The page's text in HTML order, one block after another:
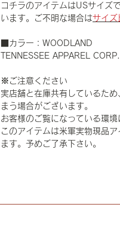
コチラのアイテムはUSサイズ
います。ご不明な場合はサイズ
■カラー：WOODLAND
TENNESSEE APPAREL CORP.
※ご注意ください
実店舗と在庫共有しているた
まう場合がございます。
お客様のご覧になっている環
このアイテムは米軍実物現品
ます。予めご了承下さい。